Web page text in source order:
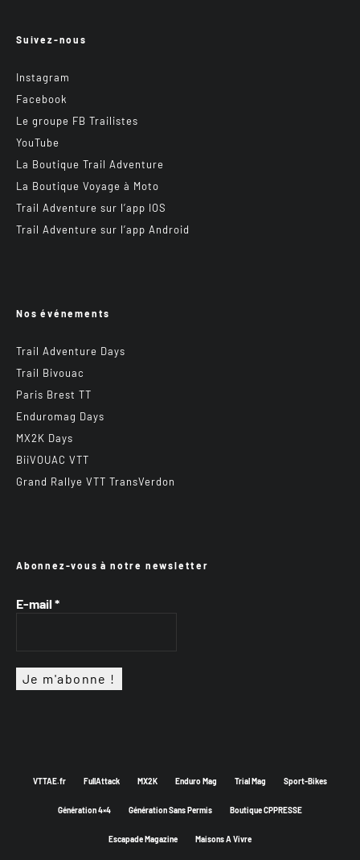
Suivez-nous
Instagram
Facebook
Le groupe FB Trailistes
YouTube
La Boutique Trail Adventure
La Boutique Voyage à Moto
Trail Adventure sur l’app IOS
Trail Adventure sur l’app Android
Nos événements
Trail Adventure Days
Trail Bivouac
Paris Brest TT
Enduromag Days
MX2K Days
BiiVOUAC VTT
Grand Rallye VTT TransVerdon
Abonnez-vous à notre newsletter
E-mail *
VTTAE.fr FullAttack MX2K Enduro Mag Trial Mag Sport-Bikes
Génération 4×4 Génération Sans Permis Boutique CPPRESSE
Escapade Magazine Maisons A Vivre